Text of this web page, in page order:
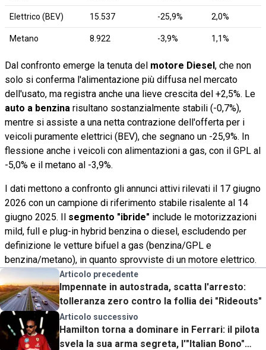
Elettrico (BEV) 15.537 -25,9% 2,0%
Metano 8.922 -3,9% 1,1%
Dal confronto emerge la tenuta del motore Diesel, che non
solo si conferma l'alimentazione più diffusa nel mercato
dell'usato, ma registra anche una lieve crescita del +2,5%. Le
auto a benzina risultano sostanzialmente stabili (-0,7%),
mentre si assiste a una netta contrazione dell'offerta per i
veicoli puramente elettrici (BEV), che segnano un -25,9%. In
flessione anche i veicoli con alimentazioni a gas, con il GPL al
-5,0% e il metano al -3,9%.
I dati mettono a confronto gli annunci attivi rilevati il 17 giugno
2026 con un campione di riferimento stabile risalente al 14
giugno 2025. Il segmento "ibride" include le motorizzazioni
mild, full e plug-in hybrid benzina o diesel, escludendo per
definizione le vetture bifuel a gas (benzina/GPL e
benzina/metano), in quanto sprovviste di un motore elettrico.
Articolo precedente
Impennate in autostrada, scatta l'arresto:
tolleranza zero contro la follia dei "Rideouts"
Articolo successivo
Hamilton torna a dominare in Ferrari: il pilota
svela la sua arma segreta, l'"Italian Bono"